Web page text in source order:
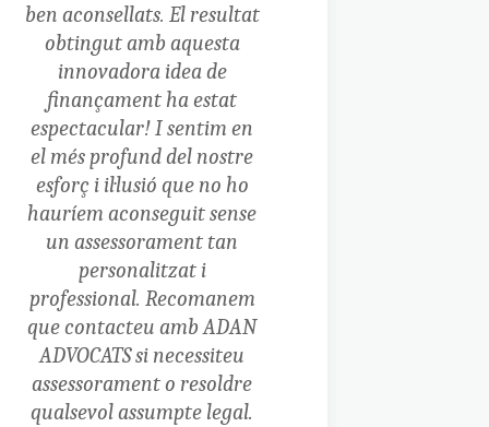
ben aconsellats. El resultat
obtingut amb aquesta
innovadora idea de
finançament ha estat
espectacular! I sentim en
el més profund del nostre
esforç i il·lusió que no ho
hauríem aconseguit sense
un assessorament tan
personalitzat i
professional. Recomanem
que contacteu amb ADAN
ADVOCATS si necessiteu
assessorament o resoldre
qualsevol assumpte legal.